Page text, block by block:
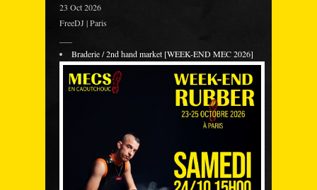
23 Oct 2026
FreeDJ | Paris
Braderie / 2nd hand market [WEEK-END MEC 2026]